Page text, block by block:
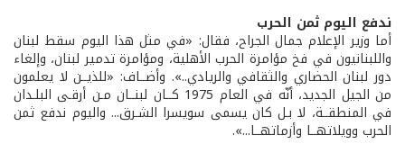
ندفع اليوم ثمن الحرب
أما وزير الإعلام جمال الجراح، فقال: «في مثل هذا اليوم سقط لبنان
واللبنانيون في فخ مؤامرة الحرب الأهلية، ومؤامرة تدمير لبنان، وإلغاء
دور لبنان الحضاري والثقافي والريادي..». وأضــاف: «للذيــن لا يعلمون
من الجيل الجديد، أنّه في العام 1975 كــان لبنــان مـن أرقـى البلـدان
في المنطقــة، لا بـل كان يسمى سويسرا الشـرق... واليوم ندفع ثمن
الحرب وويلاتهــا وأزماتهــا...».